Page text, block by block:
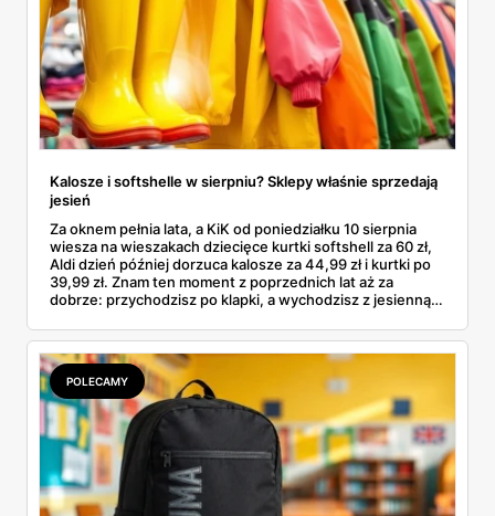
Kalosze i softshelle w sierpniu? Sklepy właśnie sprzedają
jesień
Za oknem pełnia lata, a KiK od poniedziałku 10 sierpnia
wiesza na wieszakach dziecięce kurtki softshell za 60 zł,
Aldi dzień później dorzuca kalosze za 44,99 zł i kurtki po
39,99 zł. Znam ten moment z poprzednich lat aż za
dobrze: przychodzisz po klapki, a wychodzisz z jesienną
pojawi się w gazetkach w przyszłym tygodniu i czy jest
sens kupować jesień, zanim skończą się wakacje.
POLECAMY